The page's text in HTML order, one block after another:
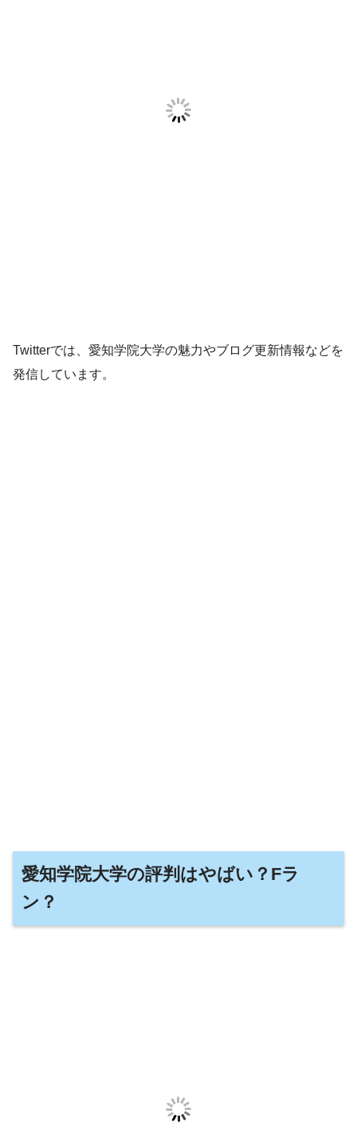
Twitterでは、愛知学院大学の魅力やブログ更新情報などを
発信しています。
愛知学院大学の評判はやばい？Fラ
ン？